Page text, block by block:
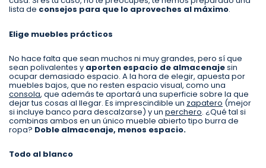
lista de consejos para que lo aproveches al máximo.
Elige muebles prácticos
No hace falta que sean muchos ni muy grandes, pero sí que
sean polivalentes y aporten espacio de almacenajesin
ocupar demasiado espacio. A la hora de elegir, apuesta por
muebles bajos, que no resten espacio visual, como una
consola, que además te aportará una superficie sobre la que
dejar tus cosas al llegar. Es imprescindible un zapatero (mejor
si incluye banco para descalzarse) y un perchero. ¿Qué tal si
combinas ambos en un único mueble abierto tipo burra de
ropa? Doble almacenaje, menos espacio.
Todo al blanco